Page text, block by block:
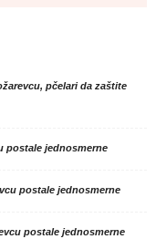
pčelari da zaštite
postale jednosmerne
postale jednosmerne
postale jednosmerne